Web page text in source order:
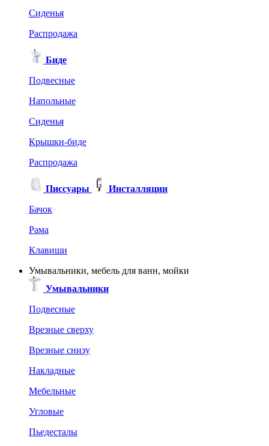
Сиденья
Распродажа
Биде
Подвесные
Напольные
Сиденья
Крышки-биде
Распродажа
Писсуары
Инсталляции
Бачок
Рама
Клавиши
Умывальники, мебель для ванн, мойки
Умывальники
Подвесные
Врезные сверху
Врезные снизу
Накладные
Мебельные
Угловые
Пьедесталы